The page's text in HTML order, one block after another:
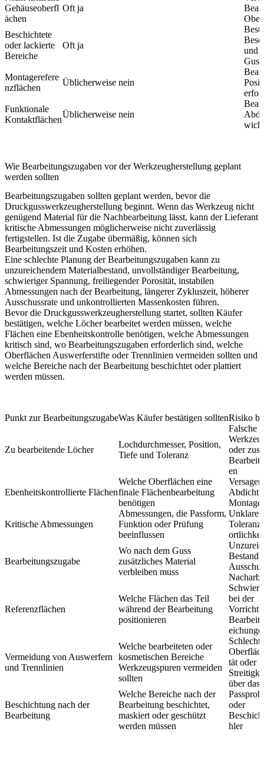
Gehäuseoberfl
ächen
Oft ja
Beschichtete
oder lackierte
Bereiche
Oft ja
und
Montagerefere
nzflächen
Üblicherweise nein
Funktionale
Kontaktflächen
Üblicherweise nein
Wie Bearbeitungszugaben vor der Werkzeugherstellung geplant
werden sollten
Bearbeitungszugaben sollten geplant werden, bevor die
Druckgusswerkzeugherstellung beginnt. Wenn das Werkzeug nicht
genügend Material für die Nachbearbeitung lässt, kann der Lieferant
kritische Abmessungen möglicherweise nicht zuverlässig
fertigstellen. Ist die Zugabe übermäßig, können sich
Bearbeitungszeit und Kosten erhöhen.
Eine schlechte Planung der Bearbeitungszugaben kann zu
unzureichendem Materialbestand, unvollständiger Bearbeitung,
schwieriger Spannung, freiliegender Porosität, instabilen
Abmessungen nach der Bearbeitung, längerer Zykluszeit, höherer
Ausschussrate und unkontrollierten Massenkosten führen.
Bevor die Druckgusswerkzeugherstellung startet, sollten Käufer
bestätigen, welche Löcher bearbeitet werden müssen, welche
Flächen eine Ebenheitskontrolle benötigen, welche Abmessungen
kritisch sind, wo Bearbeitungszugaben erforderlich sind, welche
Oberflächen Auswerferstifte oder Trennlinien vermeiden sollten und
welche Bereiche nach der Bearbeitung beschichtet oder plattiert
werden müssen.
Punkt zur BearbeitungszugabeWas Käufer bestätigen solltenRisiko
Zu bearbeitende Löcher
Lochdurchmesser, Position,
Tiefe und Toleranz
Falsche
oder
en
Ebenheitskontrollierte Flächen
Welche Oberflächen eine
finale Flächenbearbeitung
benötigen
Montage
Kritische Abmessungen
Abmessungen, die Passform,
Funktion oder Prüfung
beeinflussen
Unklare
Bearbeitungszugabe
Wo nach dem Guss
zusätzliches Material
verbleiben muss
Bestand,
Referenzflächen
Welche Flächen das Teil
während der Bearbeitung
positionieren
bei der
Vermeidung von Auswerfern
und Trennlinien
Welche bearbeiteten oder
kosmetischen Bereiche
Werkzeugspuren vermeiden
sollten
Schlechte
tät oder
über das
Beschichtung nach der
Bearbeitung
Welche Bereiche nach der
Bearbeitung beschichtet,
maskiert oder geschützt
werden müssen
oder
hler